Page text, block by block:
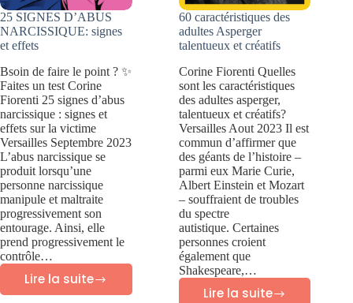
25 SIGNES D’ABUS
NARCISSIQUE: signes
et effets
Bsoin de faire le point ? ✨
Faites un test Corine
Fiorenti 25 signes d’abus
narcissique : signes et
effets sur la victime
Versailles Septembre 2023
L’abus narcissique se
produit lorsqu’une
personne narcissique
manipule et maltraite
progressivement son
entourage. Ainsi, elle
prend progressivement le
contrôle…
Lire la suite
60 caractéristiques des
adultes Asperger
talentueux et créatifs
Corine Fiorenti Quelles
sont les caractéristiques
des adultes asperger,
talentueux et créatifs?
Versailles Aout 2023 Il est
commun d’affirmer que
des géants de l’histoire –
parmi eux Marie Curie,
Albert Einstein et Mozart
– souffraient de troubles
du spectre
autistique. Certaines
personnes croient
également que
Shakespeare,…
Lire la suite